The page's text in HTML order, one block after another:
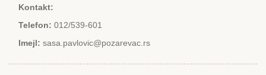
Kontakt:
Telefon: 012/539-601
Imejl: sasa.pavlovic@pozarevac.rs